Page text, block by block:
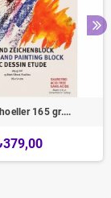
165 gr....